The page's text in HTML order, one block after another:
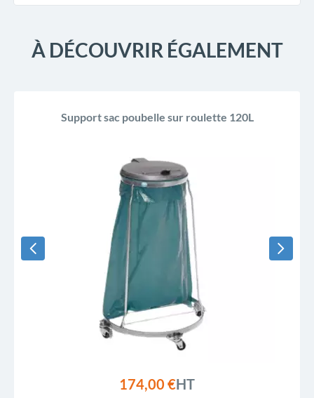
À DÉCOUVRIR ÉGALEMENT
Support sac poubelle sur roulette 120L
174,00 €HT